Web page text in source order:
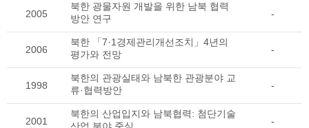
2005
북한 광물자원 개발을 위한 남북 협력
방안 연구
-
2006
북한 「7·1경제관리개선조치」4년의
평가와 전망
-
1998
북한의 관광실태와 남북한 관광분야 교
류·협력방안
-
2001
북한의 산업입지와 남북협력: 첨단기술
-